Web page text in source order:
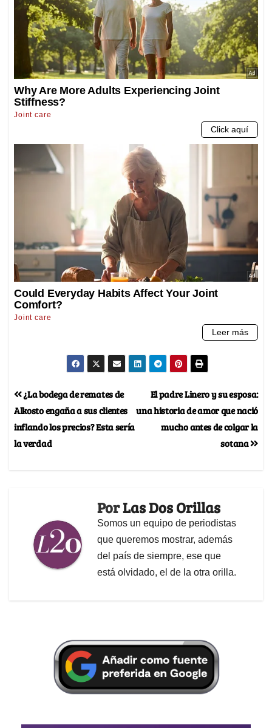
El padre Linero y su esposa:
una historia de amor que nació
mucho antes de colgar la
sotana
¿La bodega de remates de
Alkosto engaña a sus clientes
inflando los precios? Esta sería
la verdad
PorLas Dos Orillas
Somos un equipo de periodistas
que queremos mostrar, además
del país de siempre, ese que
está olvidado, el de la otra orilla.